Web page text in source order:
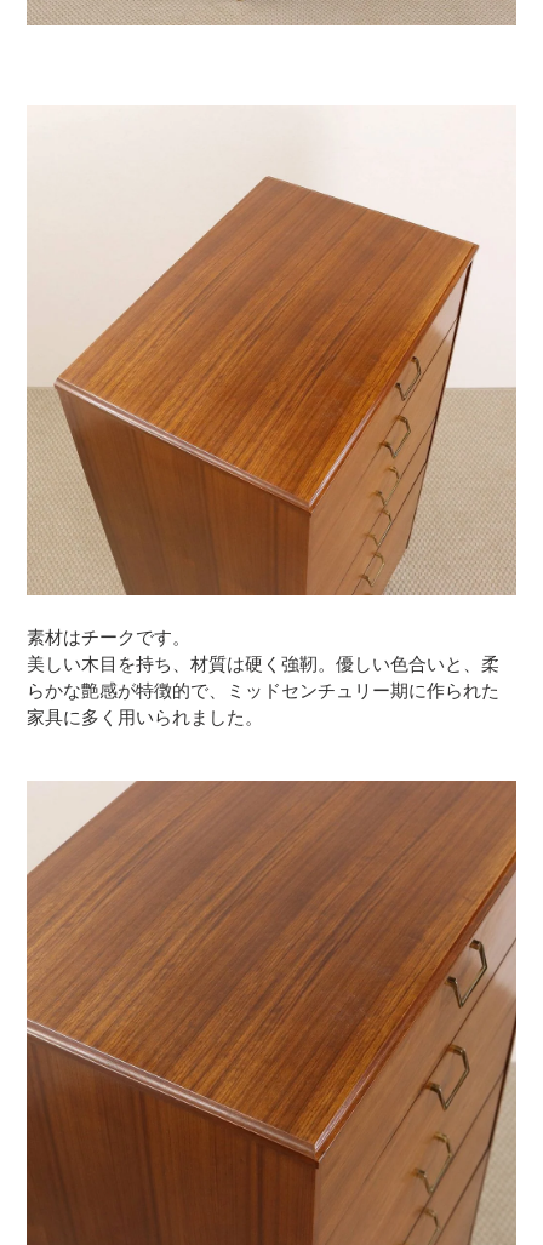
素材はチークです。
美しい木目を持ち、材質は硬く強靭。優しい色合いと、柔
らかな艶感が特徴的で、ミッドセンチュリー期に作られた
家具に多く用いられました。